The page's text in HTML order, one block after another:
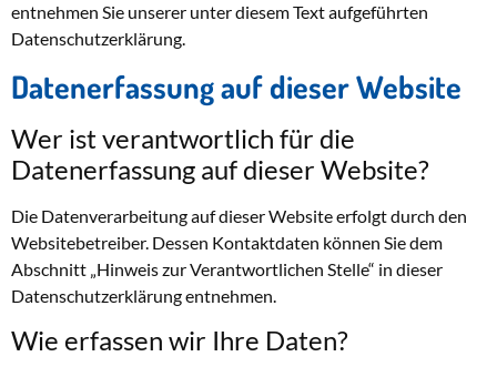
entnehmen Sie unserer unter diesem Text aufgeführten
Datenschutzerklärung.
Datenerfassung auf dieser Website
Wer ist verantwortlich für die
Datenerfassung auf dieser Website?
Die Datenverarbeitung auf dieser Website erfolgt durch den
Websitebetreiber. Dessen Kontaktdaten können Sie dem
Abschnitt „Hinweis zur Verantwortlichen Stelle“ in dieser
Datenschutzerklärung entnehmen.
Wie erfassen wir Ihre Daten?